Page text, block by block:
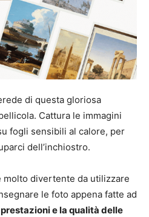
di questa gloriosa
Cattura le immagini
fogli sensibili al calore, per
dell’inchiostro.
molto divertente da utilizzare
le foto appena fatte ad
e la qualità delle